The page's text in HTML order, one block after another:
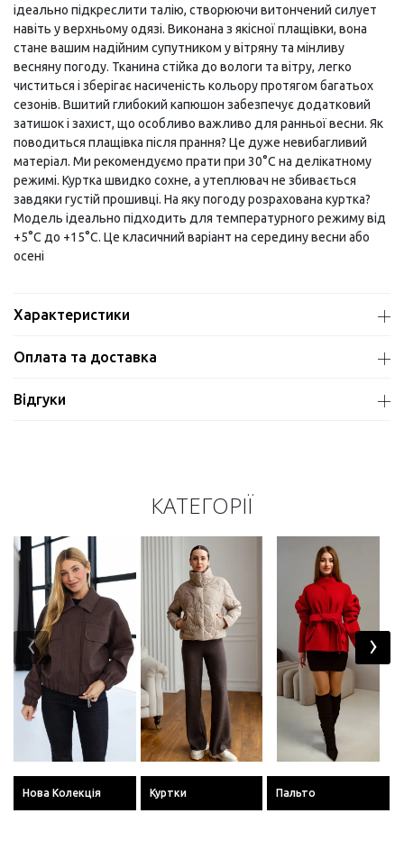
ідеально підкреслити талію, створюючи витончений силует
навіть у верхньому одязі. Виконана з якісної плащівки, вона
стане вашим надійним супутником у вітряну та мінливу
весняну погоду. Тканина стійка до вологи та вітру, легко
чиститься і зберігає насиченість кольору протягом багатьох
сезонів. Вшитий глибокий капюшон забезпечує додатковий
затишок і захист, що особливо важливо для ранньої весни. Як
поводиться плащівка після прання? Це дуже невибагливий
матеріал. Ми рекомендуємо прати при 30°C на делікатному
режимі. Куртка швидко сохне, а утеплювач не збивається
завдяки густій прошивці. На яку погоду розрахована куртка?
Модель ідеально підходить для температурного режиму від
+5°C до +15°C. Це класичний варіант на середину весни або
осені
Характеристики
Оплата та доставка
Відгуки
КАТЕГОРІЇ
Нова Колекція Куртки Пальто
‹ ›